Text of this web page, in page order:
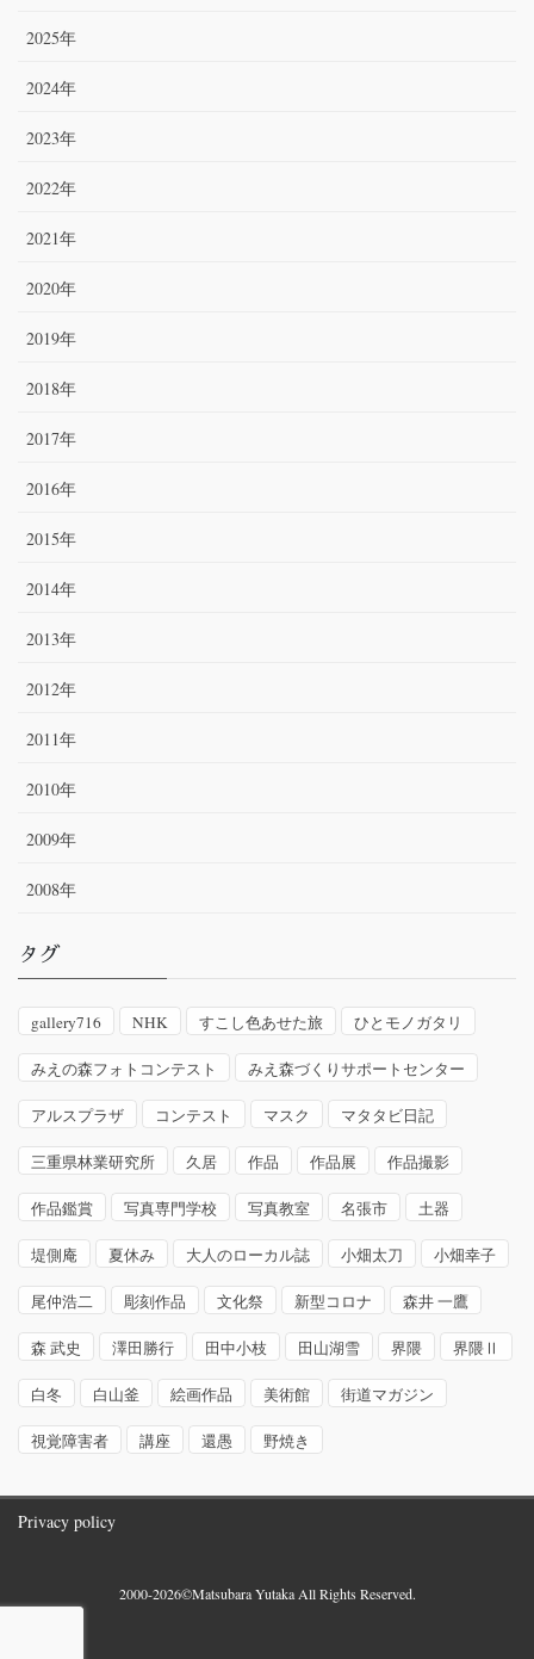
2025年
2024年
2023年
2022年
2021年
2020年
2019年
2018年
2017年
2016年
2015年
2014年
2013年
2012年
2011年
2010年
2009年
2008年
タグ
gallery716 NHK すこし色あせた旅 ひとモノガタリ
みえの森フォトコンテスト みえ森づくりサポートセンター
アルスプラザ コンテスト マスク マタタビ日記
三重県林業研究所 久居 作品 作品展 作品撮影
作品鑑賞 写真専門学校 写真教室 名張市 土器
堤側庵 夏休み 大人のローカル誌 小畑太刀 小畑幸子
尾仲浩二 彫刻作品 文化祭 新型コロナ 森井 一鷹
森 武史 澤田勝行 田中小枝 田山湖雪 界隈 界隈Ⅱ
白冬 白山釜 絵画作品 美術館 街道マガジン
視覚障害者 講座 還愚 野焼き
Privacy policy
2000-2026©Matsubara Yutaka All Rights Reserved.